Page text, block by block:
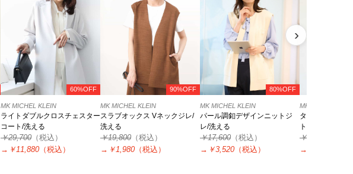
60%OFF
MK MICHEL KLEIN
ライトダブルクロスチェスター
コート/洗える
￥29,700 （税込）
→ ￥11,880 （税込）
90%OFF
MK MICHEL KLEIN
スラブオックス Vネックジレ/
洗える
￥19,800 （税込）
→ ￥1,980 （税込）
80%OFF
MK MICHEL KLEIN
パール調釦デザインニットジ
レ/洗える
￥17,600 （税込）
→ ￥3,520 （税込）
MK MICHEL
タック編みタン
ト/洗える
￥8,800
→
›